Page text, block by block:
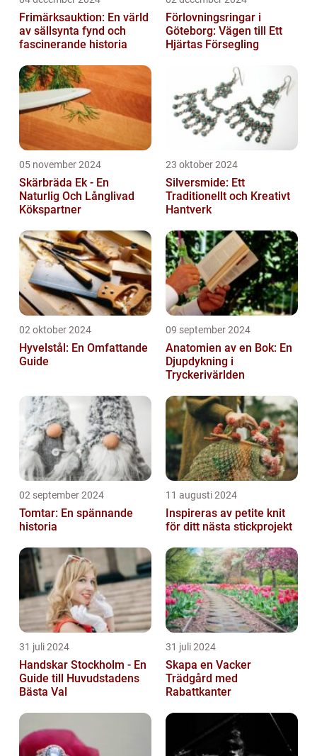
Frimärksauktion: En värld
av sällsynta fynd och
fascinerande historia
Förlovningsringar i
Göteborg: Vägen till Ett
Hjärtas Försegling
05 november 2024
Skärbräda Ek - En
Naturlig Och Långlivad
Kökspartner
23 oktober 2024
Silversmide: Ett
Traditionellt och Kreativt
Hantverk
02 oktober 2024
Hyvelstål: En Omfattande
Guide
09 september 2024
Anatomien av en Bok: En
Djupdykning i
Tryckerivärlden
02 september 2024
Tomtar: En spännande
historia
11 augusti 2024
Inspireras av petite knit
för ditt nästa stickprojekt
31 juli 2024
Handskar Stockholm - En
Guide till Huvudstadens
Bästa Val
31 juli 2024
Skapa en Vacker
Trädgård med
Rabattkanter